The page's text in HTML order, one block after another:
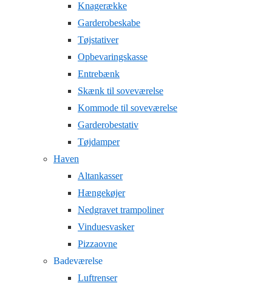
Knagerække
Garderobeskabe
Tøjstativer
Opbevaringskasse
Entrebænk
Skænk til soveværelse
Kommode til soveværelse
Garderobestativ
Tøjdamper
Haven
Altankasser
Hængekøjer
Nedgravet trampoliner
Vinduesvasker
Pizzaovne
Badeværelse
Luftrenser